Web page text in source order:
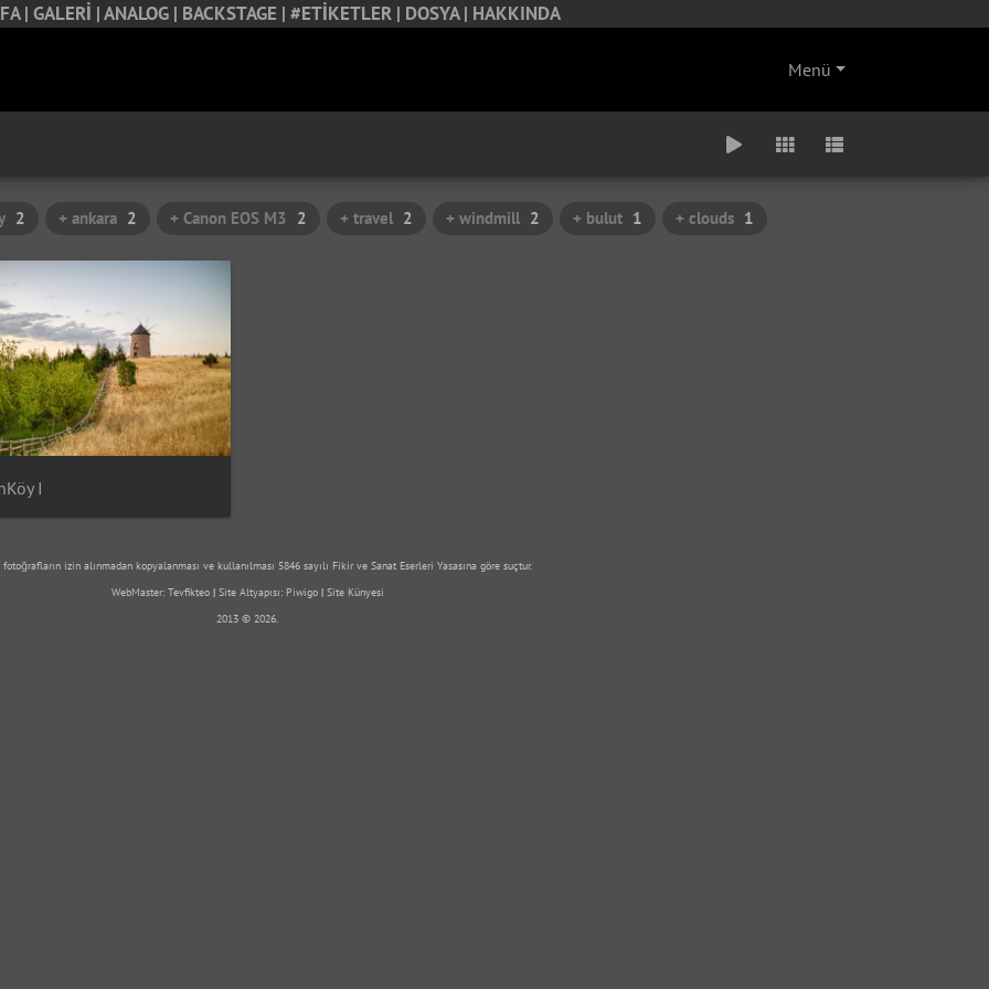
| GALERİ |ANALOG | BACKSTAGE | #ETİKETLER | DOSYA | HAKKINDA
Menü
2 + ankara 2 + Canon EOS M3 2 + travel 2 + windmill 2 + bulut 1 + clouds 1
I
izin alınmadan kopyalanması ve kullanılması 5846 sayılı Fikir ve Sanat Eserleri Yasasına göre suçtur.
WebMaster:Tevfikteo |Site Altyapısı:Piwigo |Site Künyesi
2013 © 2026.